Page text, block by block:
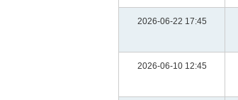
2026-06-22 17:45
2026-06-10 12:45